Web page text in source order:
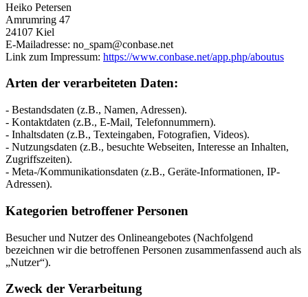
Heiko Petersen
Amrumring 47
24107 Kiel
E-Mailadresse: no_spam@conbase.net
Link zum Impressum: https://www.conbase.net/app.php/aboutus
Arten der verarbeiteten Daten:
- Bestandsdaten (z.B., Namen, Adressen).
- Kontaktdaten (z.B., E-Mail, Telefonnummern).
- Inhaltsdaten (z.B., Texteingaben, Fotografien, Videos).
- Nutzungsdaten (z.B., besuchte Webseiten, Interesse an Inhalten,
Zugriffszeiten).
- Meta-/Kommunikationsdaten (z.B., Geräte-Informationen, IP-
Adressen).
Kategorien betroffener Personen
Besucher und Nutzer des Onlineangebotes (Nachfolgend
bezeichnen wir die betroffenen Personen zusammenfassend auch als
„Nutzer“).
Zweck der Verarbeitung